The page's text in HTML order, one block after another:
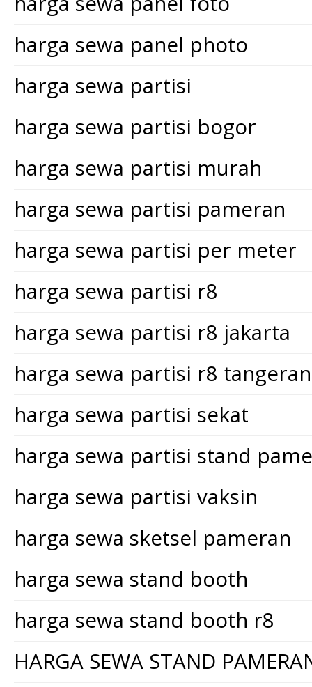
harga sewa panel photo
harga sewa partisi
harga sewa partisi bogor
harga sewa partisi murah
harga sewa partisi pameran
harga sewa partisi per meter
harga sewa partisi r8
harga sewa partisi r8 jakarta
harga sewa partisi r8
harga sewa partisi sekat
harga sewa partisi stand
harga sewa partisi vaksin
harga sewa sketsel pameran
harga sewa stand booth
harga sewa stand booth r8
HARGA SEWA STAND